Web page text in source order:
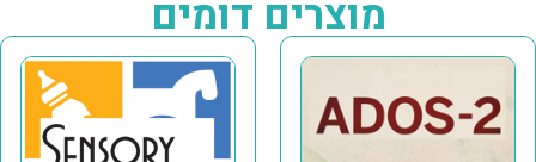
מוצרים דומים